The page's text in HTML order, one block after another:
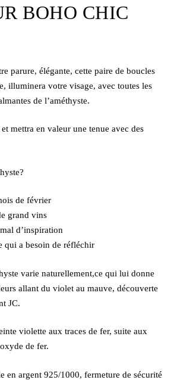
BOHO CHIC
parure, élégante, cette paire de boucles
illuminera votre visage, avec toutes les
de l’améthyste.
mettra en valeur une tenue avec des
de février
grand vins
d’inspiration
qui a besoin de réfléchir
varie naturellement,ce qui lui donne
allant du violet au mauve, découverte
JC.
violette aux traces de fer, suite aux
de fer.
en argent 925/1000, fermeture de sécurité